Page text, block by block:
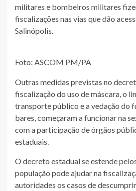
militares e bombeiros militares
fiscalizações nas vias que dão
Salinópolis.
Foto: ASCOM PM/PA
Outras medidas previstas no
fiscalização do uso de máscara, o
transporte público e a vedação do
bares, começaram a funcionar na
com a participação de órgãos
estaduais.
O decreto estadual se estende
população pode ajudar na
autoridades os casos de